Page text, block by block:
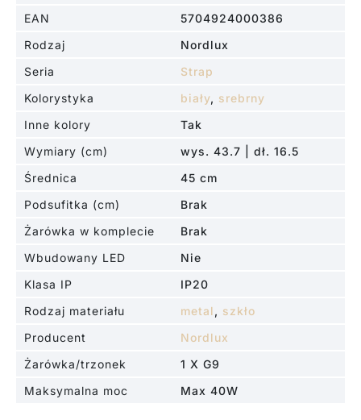
EAN
5704924000386
Rodzaj
Nordlux
Seria
Strap
Kolorystyka
biały, srebrny
Inne kolory
Tak
Wymiary (cm)
wys. 43.7 | dł. 16.5
Średnica
45 cm
Podsufitka (cm)
Brak
Żarówka w komplecie
Brak
Wbudowany LED
Nie
Klasa IP
IP20
Rodzaj materiału
metal , szkło
Producent
Nordlux
Żarówka/trzonek
1 X G9
Maksymalna moc
Max 40W